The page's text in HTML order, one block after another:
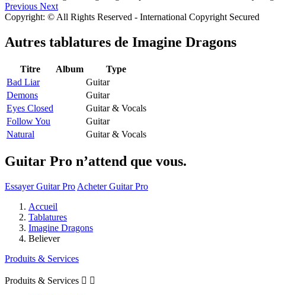
Previous Next
Copyright: © All Rights Reserved - International Copyright Secured
Autres tablatures de Imagine Dragons
Titre Album
Type
Bad Liar
Guitar
Demons
Guitar
Eyes Closed
Guitar & Vocals
Follow You
Guitar
Natural
Guitar & Vocals
Guitar Pro n’attend que vous.
Essayer Guitar Pro Acheter Guitar Pro
Accueil
Tablatures
Imagine Dragons
Believer
Produits & Services
Produits & Services  